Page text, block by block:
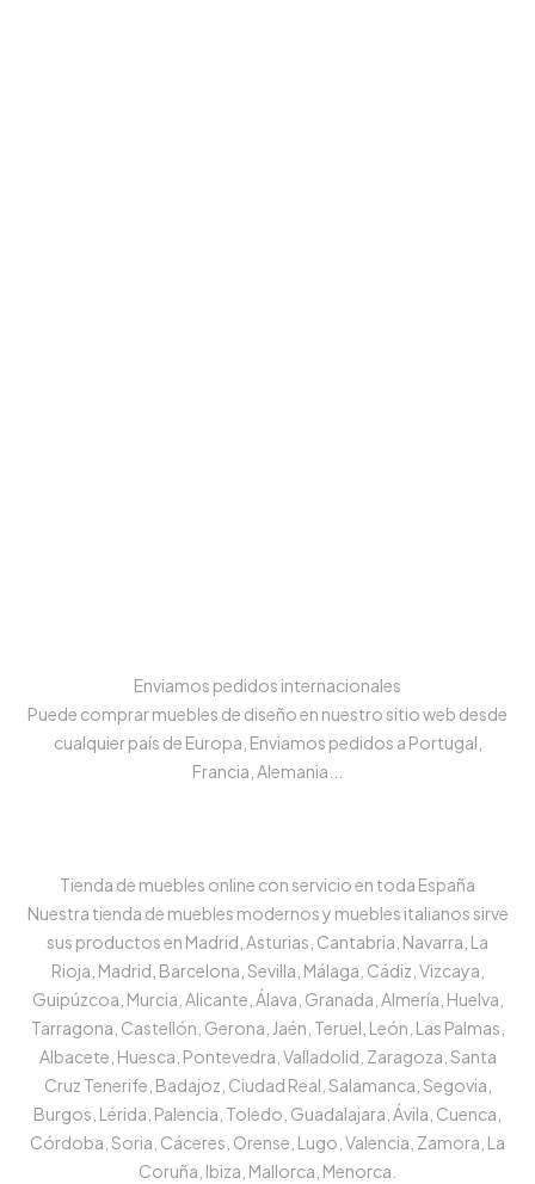
Enviamos pedidos internacionales
Puede comprar muebles de diseño en nuestro sitio web desde
cualquier país de Europa, Enviamos pedidos a Portugal,
Francia, Alemania...
Tienda de muebles online con servicio en toda España
Nuestra tienda de muebles modernos y muebles italianos sirve
sus productos en Madrid, Asturias, Cantabria, Navarra, La
Rioja, Madrid, Barcelona, Sevilla, Málaga, Cádiz, Vizcaya,
Guipúzcoa, Murcia, Alicante, Álava, Granada, Almería, Huelva,
Tarragona, Castellón, Gerona, Jaén, Teruel, León, Las Palmas,
Albacete, Huesca, Pontevedra, Valladolid, Zaragoza, Santa
Cruz Tenerife, Badajoz, Ciudad Real, Salamanca, Segovia,
Burgos, Lérida, Palencia, Toledo, Guadalajara, Ávila, Cuenca,
Córdoba, Soria, Cáceres, Orense, Lugo, Valencia, Zamora, La
Coruña, Ibiza, Mallorca, Menorca.